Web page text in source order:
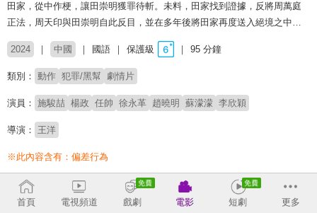
田家，從中作梗，讓田崇明獲罪待斬。未料，田家找到證據，反將周萬庭
正法，周天印與田崇明自此反目，並在多年後將田家再度送入絕境之中…
2024 中國 國語 保護級 95 分鐘
類別： 動作 犯罪/黑幫 劇情片
演員： 施駿喆 楊政 任帥 徐永革 趙曉明 蘇濛濛 李欣穎
導演： 王洋
※此內容含有： 偏差行為
收回
首頁
電視頻道 戲劇 電影 短劇 更多